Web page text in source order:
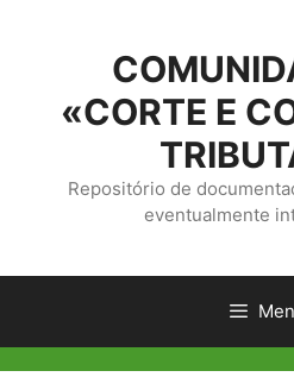
conteúdo«CORTE E
Repositório de
eventualmente